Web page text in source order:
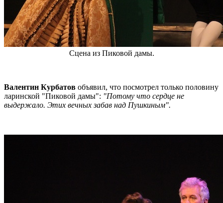
Сцена из Пиковой дамы.
Валентин Курбатов объявил, что посмотрел только половину
ларинской "Пиковой дамы": "Потому что сердце не
выдержало. Этих вечных забав над Пушкиным".